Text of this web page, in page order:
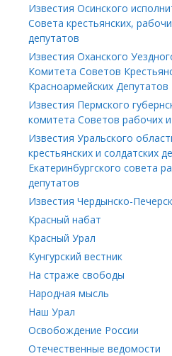
Известия Осинского
Совета крестьянских,
депутатов
Известия Оханского
Комитета Советов
Красноармейских Депутатов
Известия Пермского
комитета Советов рабочих
Известия Уральского
крестьянских и солдатских
Екатеринбургского совета
депутатов
Известия Чердынско-
Красный набат
Красный Урал
Кунгурский вестник
На страже свободы
Народная мысль
Наш Урал
Освобождение России
Отечественные ведомости